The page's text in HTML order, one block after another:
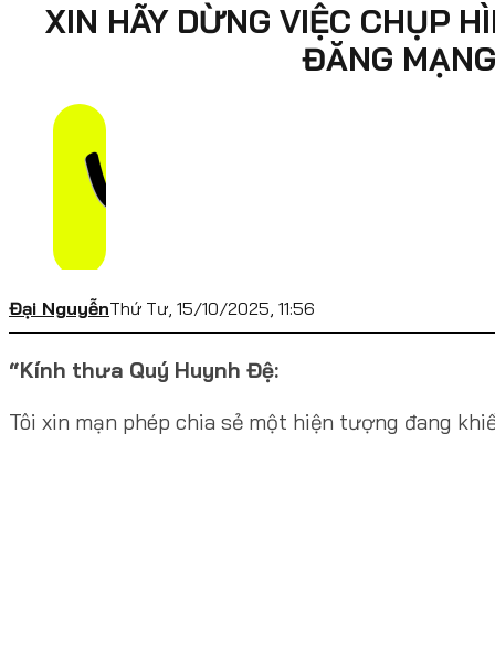
XIN HÃY DỪNG VIỆC CHỤP
ĐĂNG
Đại NguyễnThứ Tư, 15/10/2025, 11:56
“Kính thưa Quý Huynh Đệ:
Tôi xin mạn phép chia sẻ một hiện tượng đang